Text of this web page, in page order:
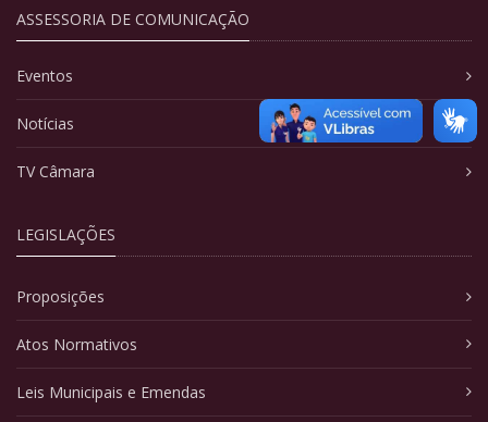
ASSESSORIA DE COMUNICAÇÃO
Eventos
Notícias
TV Câmara
LEGISLAÇÕES
Proposições
Atos Normativos
Leis Municipais e Emendas